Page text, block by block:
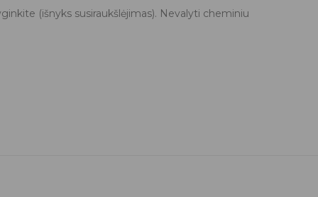
(išnyks susiraukšlėjimas). Nevalyti cheminiu